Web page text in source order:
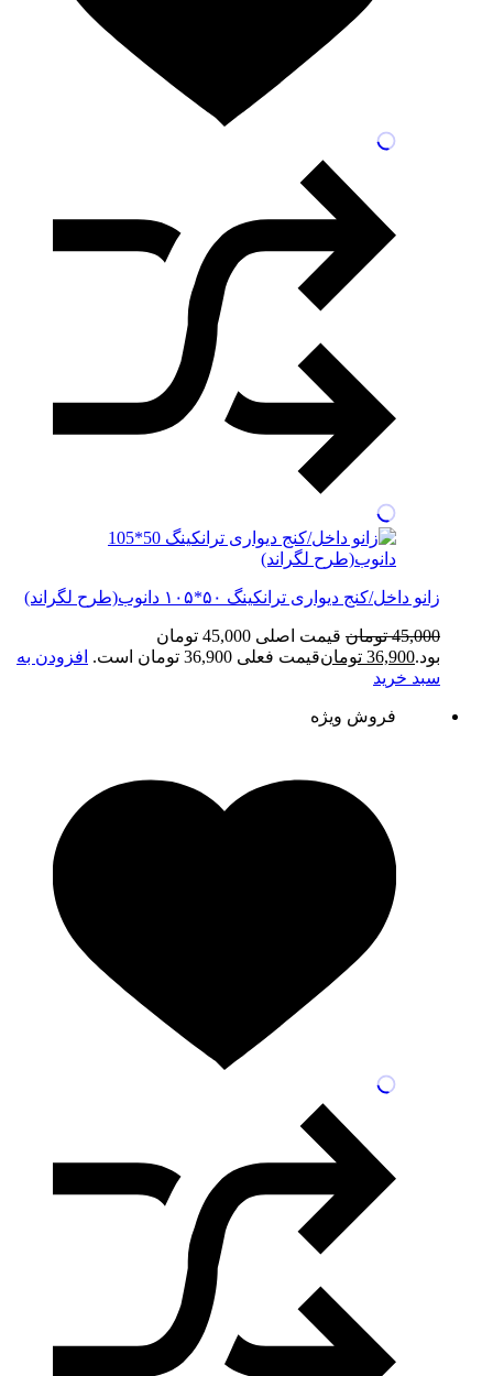
زانو داخل/کنج دیواری ترانکینگ ۵۰*۱۰۵ دانوب(طرح لگراند)
45,000 تومان
قیمت اصلی 45,000 تومان
بود.36,900 تومانقیمت فعلی 36,900 تومان است.
افزودن به
سبد خرید
فروش ویژه